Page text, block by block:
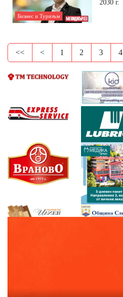
Бизнес и Туризъм
2030 г.
<< < 1 2 3 4